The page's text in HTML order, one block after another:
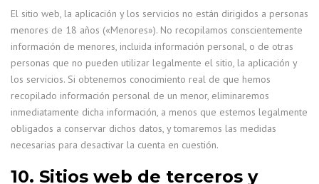
El sitio web, la aplicación y los servicios no están dirigidos a personas
menores de 18 años («Menores»). No recopilamos conscientemente
información de menores, incluida información personal, o de otras
personas que no pueden utilizar legalmente el sitio, la aplicación y
los servicios. Si obtenemos conocimiento real de que hemos
recopilado información personal de un menor, eliminaremos
inmediatamente dicha información, a menos que estemos legalmente
obligados a conservar dichos datos, y tomaremos las medidas
necesarias para desactivar la cuenta en cuestión.
10. Sitios web de terceros y